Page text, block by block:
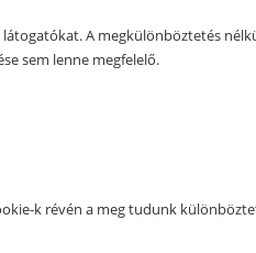
A megkülönböztetés
sem lenne megfelelő.
k révén a meg tudunk